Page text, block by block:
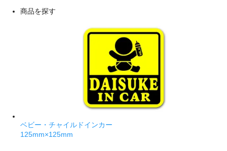
商品を探す
ベビー・チャイルドインカー
125mm×125mm